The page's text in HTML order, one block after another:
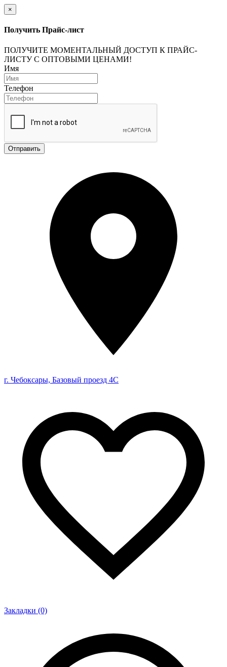
×
Получить Прайс-лист
ПОЛУЧИТЕ МОМЕНТАЛЬНЫЙ ДОСТУП К ПРАЙС-
ЛИСТУ С ОПТОВЫМИ ЦЕНАМИ!
Имя
Телефон
Отправить
г. Чебоксары, Базовый проезд 4С
Закладки (0)